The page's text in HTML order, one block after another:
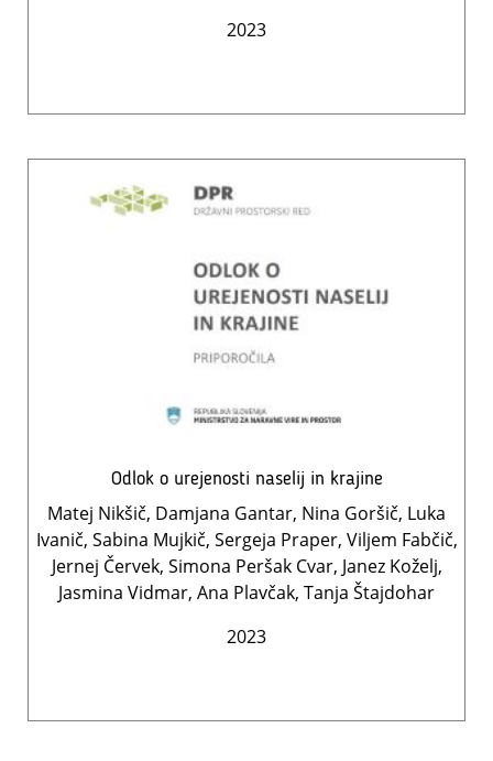
2023
Odlok o urejenosti naselij in krajine
Matej Nikšič, Damjana Gantar, Nina Goršič, Luka
Ivanič, Sabina Mujkič, Sergeja Praper, Viljem Fabčič,
Jernej Červek, Simona Peršak Cvar, Janez Koželj,
Jasmina Vidmar, Ana Plavčak, Tanja Štajdohar
2023